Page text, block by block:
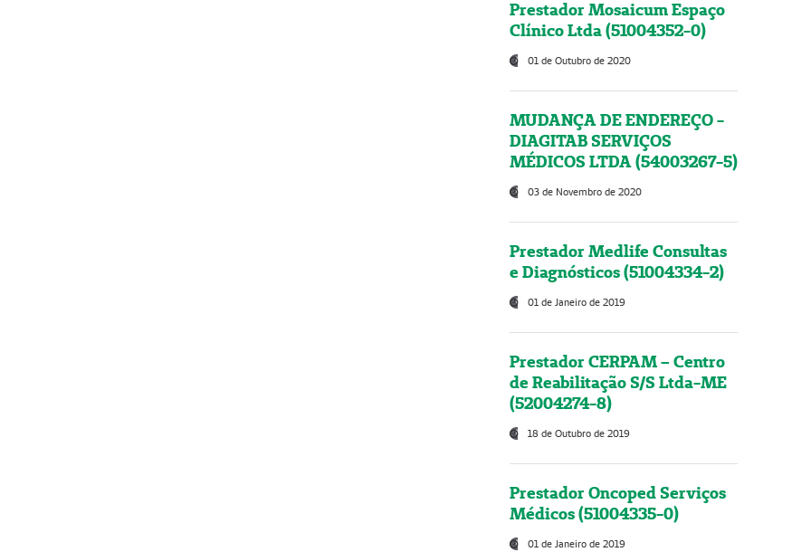
Prestador Mosaicum Espaço
Clínico Ltda (51004352-0)
01 de Outubro de 2020
MUDANÇA DE ENDEREÇO -
DIAGITAB SERVIÇOS
MÉDICOS LTDA (54003267-5)
03 de Novembro de 2020
Prestador Medlife Consultas
e Diagnósticos (51004334-2)
01 de Janeiro de 2019
Prestador CERPAM – Centro
de Reabilitação S/S Ltda-ME
(52004274-8)
18 de Outubro de 2019
Prestador Oncoped Serviços
Médicos (51004335-0)
01 de Janeiro de 2019